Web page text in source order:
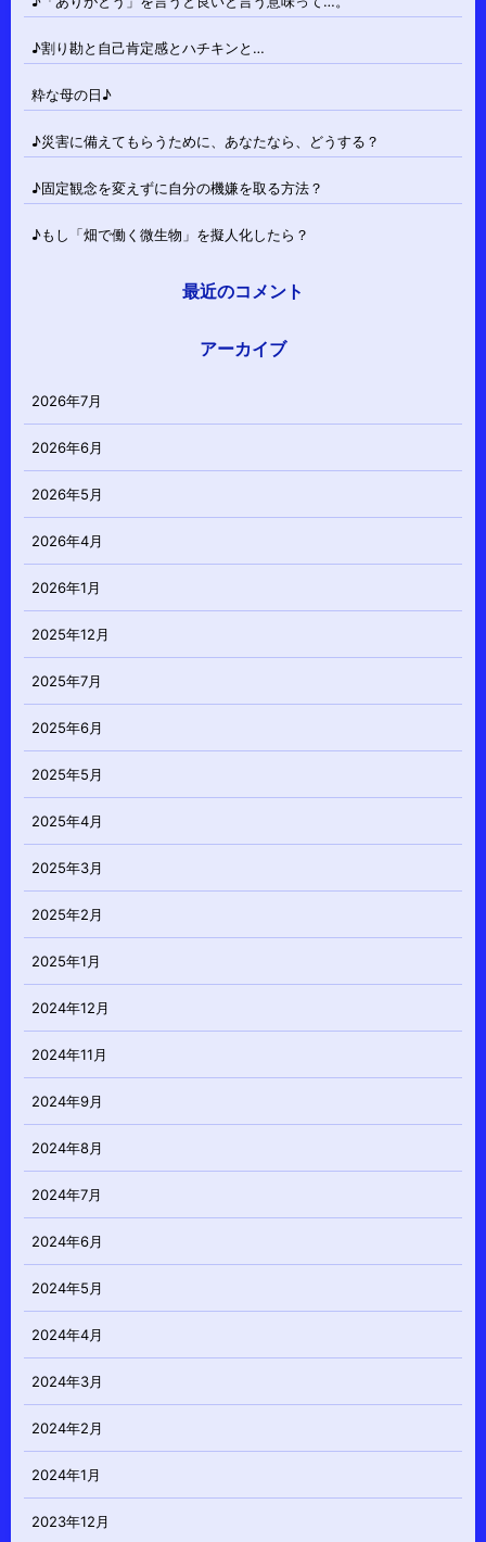
♪割り勘と自己肯定感とハチキンと…
粋な母の日♪
♪災害に備えてもらうために、あなたなら、どうする？
♪固定観念を変えずに自分の機嫌を取る方法？
♪もし「畑で働く微生物」を擬人化したら？
最近のコメント
アーカイブ
2026年7月
2026年6月
2026年5月
2026年4月
2026年1月
2025年12月
2025年7月
2025年6月
2025年5月
2025年4月
2025年3月
2025年2月
2025年1月
2024年12月
2024年11月
2024年9月
2024年8月
2024年7月
2024年6月
2024年5月
2024年4月
2024年3月
2024年2月
2024年1月
2023年12月